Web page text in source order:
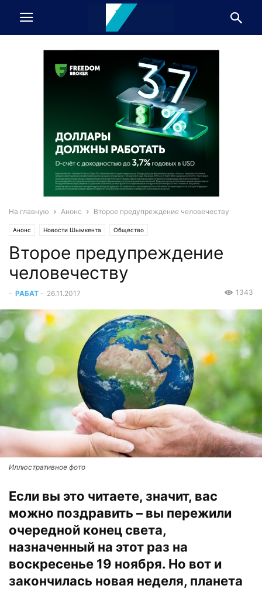
На главную Анонс Второе предупреждение человечеству
Анонс Новости Шымкента Общество
Второе предупреждение
человечеству
- РАБАТ - 26.11.2017 1343
Иллюстративное фото
Если вы это читаете, значит, вас
можно поздравить – вы пережили
очередной конец света,
назначенный на этот раз на
воскресенье 19 ноября. Но вот и
закончилась новая неделя, планета